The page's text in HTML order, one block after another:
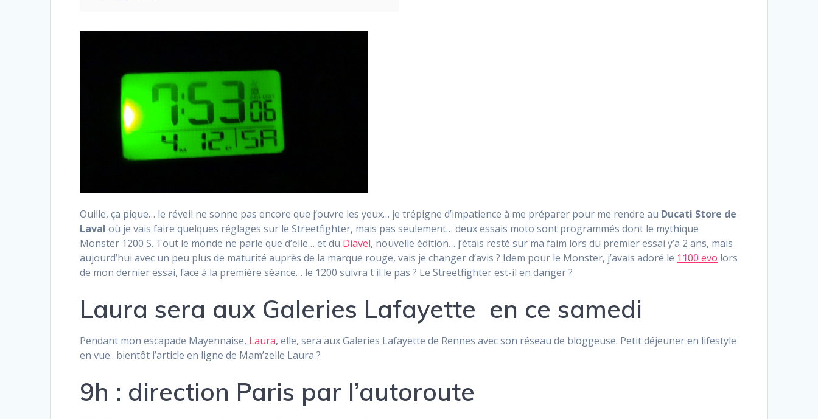
Ouille, ça pique… le réveil ne sonne pas encore que j’ouvre les yeux… je trépigne d’impatience à me préparer pour me rendre au Ducati Store de
Laval où je vais faire quelques réglages sur le Streetfighter, mais pas seulement… deux essais moto sont programmés dont le mythique
Monster 1200 S. Tout le monde ne parle que d’elle… et du Diavel, nouvelle édition… j’étais resté sur ma faim lors du premier essai y’a 2 ans, mais
aujourd’hui avec un peu plus de maturité auprès de la marque rouge, vais je changer d’avis ? Idem pour le Monster, j’avais adoré le 1100 evo lors
de mon dernier essai, face à la première séance… le 1200 suivra t il le pas ? Le Streetfighter est-il en danger ?
Laura sera aux Galeries Lafayette en ce samedi
Pendant mon escapade Mayennaise, Laura, elle, sera aux Galeries Lafayette de Rennes avec son réseau de bloggeuse. Petit déjeuner en lifestyle
en vue.. bientôt l’article en ligne de Mam’zelle Laura ?
9h : direction Paris par l’autoroute